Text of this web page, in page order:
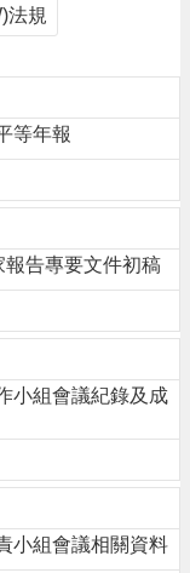
法規
等年報
告專要文件初稿
小組會議紀錄及成
小組會議相關資料